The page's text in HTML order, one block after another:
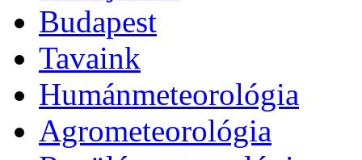
Budapest
Tavaink
Humánmeteorológia
Agrometeorológia